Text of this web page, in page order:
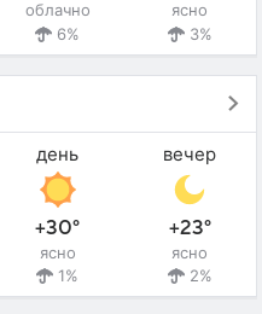
облачно
6%
ясно
3%
день
+30°
ясно
1%
вечер
+23°
ясно
2%